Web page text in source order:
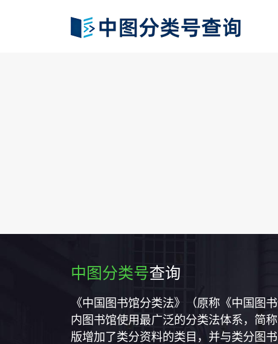
中图分类号查询
《中国图书馆分类法》（原称《中国图
内图书馆使用最广泛的分类法体系，简
版增加了类分资料的类目，并与类分图